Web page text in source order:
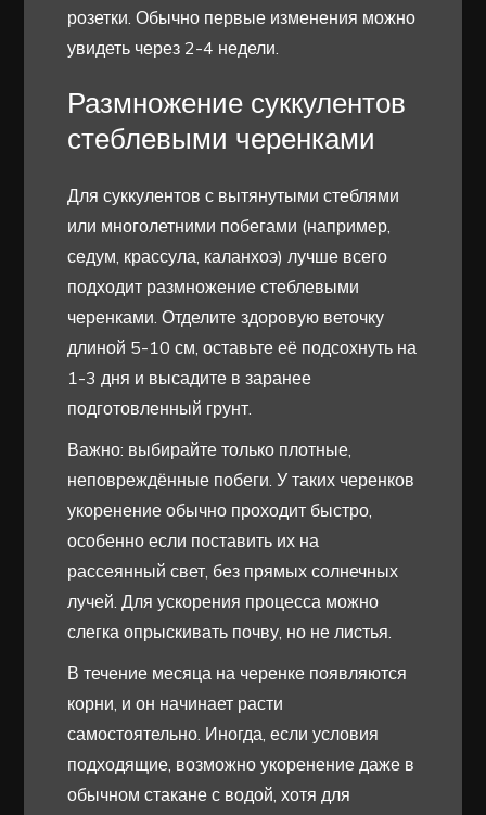
розетки. Обычно первые изменения можно
увидеть через 2-4 недели.
Размножение суккулентов
стеблевыми черенками
Для суккулентов с вытянутыми стеблями
или многолетними побегами (например,
седум, крассула, каланхоэ) лучше всего
подходит размножение стеблевыми
черенками. Отделите здоровую веточку
длиной 5-10 см, оставьте её подсохнуть на
1-3 дня и высадите в заранее
подготовленный грунт.
Важно: выбирайте только плотные,
неповреждённые побеги. У таких черенков
укоренение обычно проходит быстро,
особенно если поставить их на
рассеянный свет, без прямых солнечных
лучей. Для ускорения процесса можно
слегка опрыскивать почву, но не листья.
В течение месяца на черенке появляются
корни, и он начинает расти
самостоятельно. Иногда, если условия
подходящие, возможно укоренение даже в
обычном стакане с водой, хотя для